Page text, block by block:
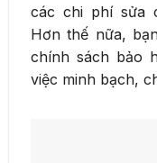
các chi phí sửa
Hơn thế nữa,
chính sách bảo
việc minh bạch,